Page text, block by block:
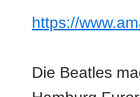
https://
Die Beatles